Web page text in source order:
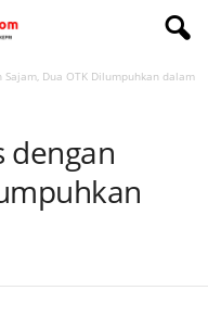
Dua OTK Dilumpuhkan dalam
dengan